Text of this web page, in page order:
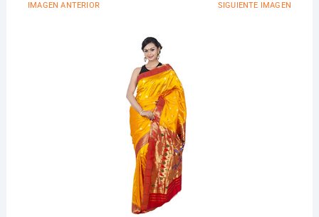
IMAGEN ANTERIOR SIGUIENTE IMAGEN